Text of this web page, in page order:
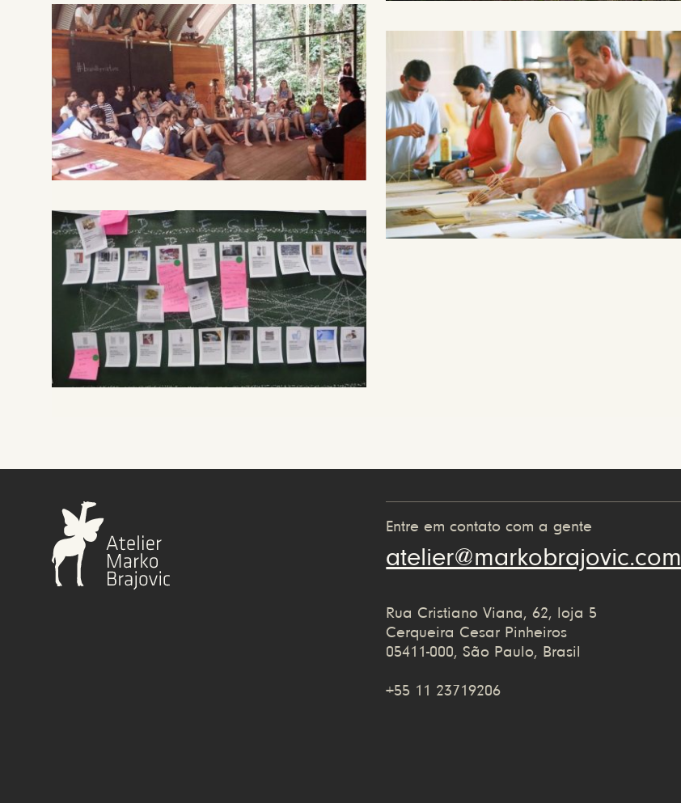
Entre em contato com a gente
atelier@markobrajovic.com
Rua Cristiano Viana, 62, loja 5
Cerqueira Cesar Pinheiros
05411-000, São Paulo, Brasil
+55 11 23719206